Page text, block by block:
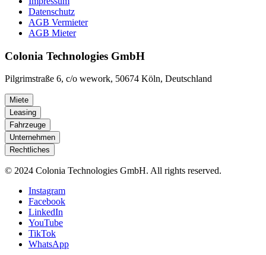
Datenschutz
AGB Vermieter
AGB Mieter
Colonia Technologies GmbH
Pilgrimstraße 6, c/o wework, 50674 Köln, Deutschland
Miete
Leasing
Fahrzeuge
Unternehmen
Rechtliches
© 2024 Colonia Technologies GmbH. All rights reserved.
Instagram
Facebook
LinkedIn
YouTube
TikTok
WhatsApp